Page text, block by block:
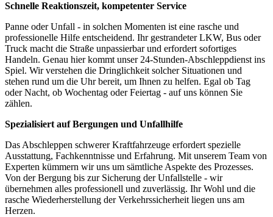
Schnelle Reaktionszeit, kompetenter Service
Panne oder Unfall - in solchen Momenten ist eine rasche und
professionelle Hilfe entscheidend. Ihr gestrandeter LKW, Bus oder
Truck macht die Straße unpassierbar und erfordert sofortiges
Handeln. Genau hier kommt unser 24-Stunden-Abschleppdienst ins
Spiel. Wir verstehen die Dringlichkeit solcher Situationen und
stehen rund um die Uhr bereit, um Ihnen zu helfen. Egal ob Tag
oder Nacht, ob Wochentag oder Feiertag - auf uns können Sie
zählen.
Spezialisiert auf Bergungen und Unfallhilfe
Das Abschleppen schwerer Kraftfahrzeuge erfordert spezielle
Ausstattung, Fachkenntnisse und Erfahrung. Mit unserem Team von
Experten kümmern wir uns um sämtliche Aspekte des Prozesses.
Von der Bergung bis zur Sicherung der Unfallstelle - wir
übernehmen alles professionell und zuverlässig. Ihr Wohl und die
rasche Wiederherstellung der Verkehrssicherheit liegen uns am
Herzen.